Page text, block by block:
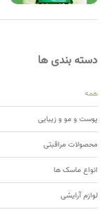
دسته بندی ها
همه
پوست و مو و زیبایی
محصولات مراقبتی
انواع ماسک ها
لوازم آرایشی